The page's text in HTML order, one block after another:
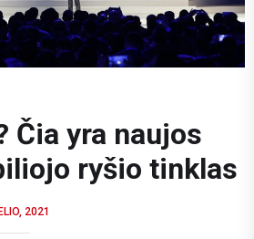
Čia yra naujos
ryšio tinklas
2021